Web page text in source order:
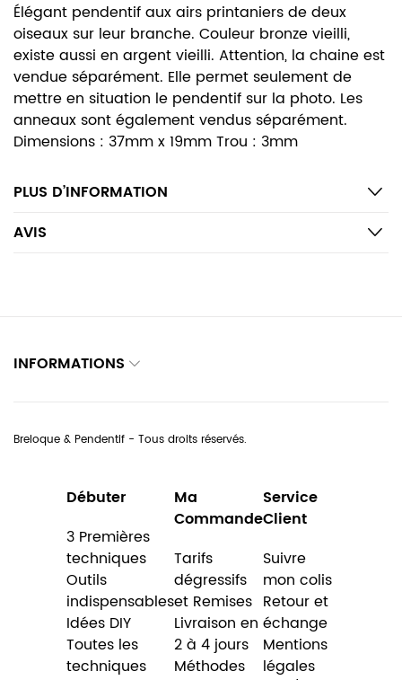
Élégant pendentif aux airs printaniers de deux
oiseaux sur leur branche. Couleur bronze vieilli,
existe aussi en argent vieilli. Attention, la chaine est
vendue séparément. Elle permet seulement de
mettre en situation le pendentif sur la photo. Les
anneaux sont également vendus séparément.
Dimensions : 37mm x 19mm Trou : 3mm
PLUS D’INFORMATION
AVIS
INFORMATIONS
Breloque & Pendentif - Tous droits réservés.
Débuter
3 Premières
techniques
Outils
indispensables
Idées DIY
Toutes les
techniques
Ma
Commande
Tarifs
dégressifs
et Remises
Livraison en
2 à 4 jours
Méthodes
Service
Client
Suivre
mon colis
Retour et
échange
Mentions
légales